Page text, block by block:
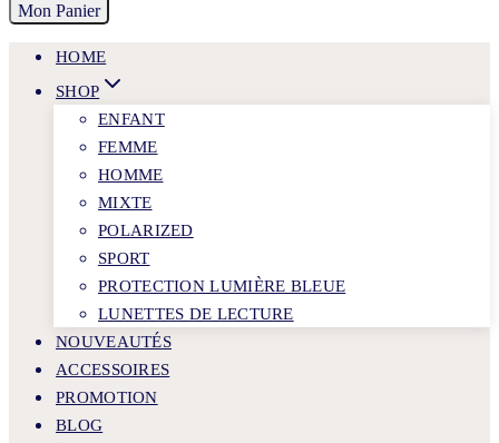
Mon Panier
HOME
SHOP
ENFANT
FEMME
HOMME
MIXTE
POLARIZED
SPORT
PROTECTION LUMIÈRE BLEUE
LUNETTES DE LECTURE
NOUVEAUTÉS
ACCESSOIRES
PROMOTION
BLOG